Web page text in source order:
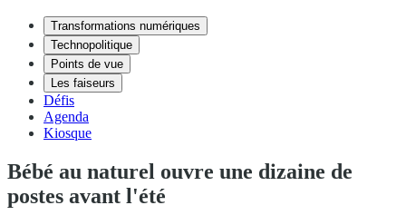
Transformations numériques
Technopolitique
Points de vue
Les faiseurs
Défis
Agenda
Kiosque
Bébé au naturel ouvre une dizaine de
postes avant l'été